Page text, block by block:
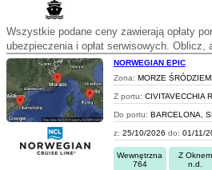
Wszystkie podane ceny zawierają opłaty
ubezpieczenia i opłat serwisowych. Oblicz,
NORWEGIAN EPIC
Zona: MORZE
Z portu: CIVITAVECCHIA
Do portu: BARCELONA,
z: 25/10/2026 do: 01/11/
Wewnętrzna
764
Z Oknem
n.d.